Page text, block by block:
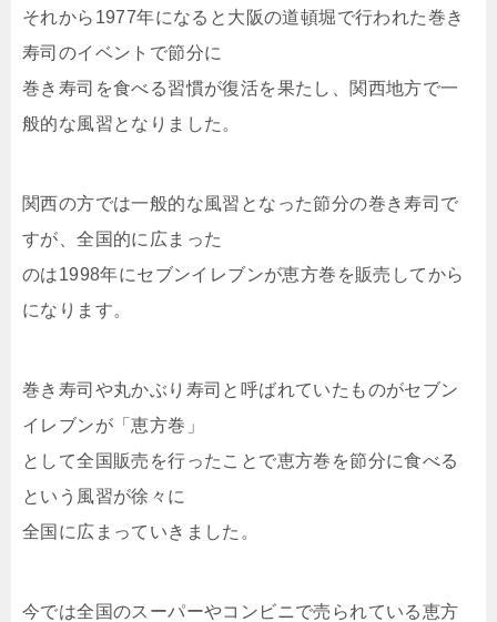
それから1977年になると大阪の道頓堀で行われた巻き
寿司のイベントで節分に
巻き寿司を食べる習慣が復活を果たし、関西地方で一
般的な風習となりました。
関西の方では一般的な風習となった節分の巻き寿司で
すが、全国的に広まった
のは1998年にセブンイレブンが恵方巻を販売してから
になります。
巻き寿司や丸かぶり寿司と呼ばれていたものがセブン
イレブンが「恵方巻」
として全国販売を行ったことで恵方巻を節分に食べる
という風習が徐々に
全国に広まっていきました。
今では全国のスーパーやコンビニで売られている恵方